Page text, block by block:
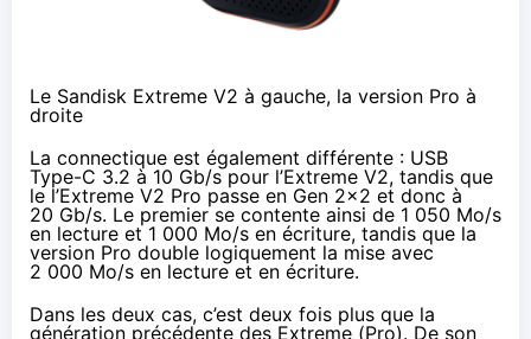
Le Sandisk Extreme V2 à gauche, la version Pro à
droite
La connectique est également différente : USB
Type-C 3.2 à 10 Gb/s pour l’Extreme V2, tandis que
le l’Extreme V2 Pro passe en Gen 2×2 et donc à
20 Gb/s. Le premier se contente ainsi de 1 050 Mo/s
en lecture et 1 000 Mo/s en écriture, tandis que la
version Pro double logiquement la mise avec
2 000 Mo/s en lecture et en écriture.
Dans les deux cas, c’est deux fois plus que la
génération précédente des Extreme (Pro). De son